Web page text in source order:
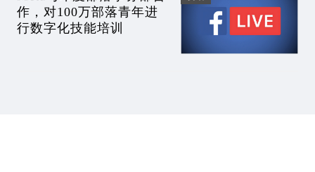
作，对100万部落青年进
行数字化技能培训